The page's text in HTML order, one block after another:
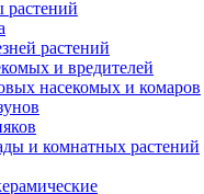
растений
растений
и вредителей
насекомых и комаров
и комнатных растений